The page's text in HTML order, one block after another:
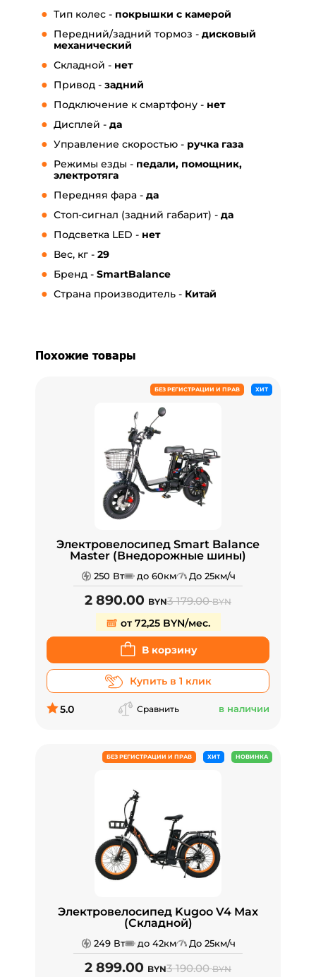
Тип колес - покрышки с камерой
Передний/задний тормоз - дисковый
механический
Складной - нет
Привод - задний
Подключение к смартфону - нет
Дисплей - да
Управление скоростью - ручка газа
Режимы езды - педали, помощник,
электротяга
Передняя фара - да
Стоп-сигнал (задний габарит) - да
Подсветка LED - нет
Вес, кг - 29
Бренд - SmartBalance
Страна производитель - Китай
Похожие товары
БЕЗ РЕГИСТРАЦИИ И ПРАВ ХИТ
Электровелосипед Smart Balance
Master (Внедорожные шины)
250 Вт до 60км До 25км/ч
2 890.00 BYN3 179.00BYN
от 72,25 BYN/мес.
В корзину
Купить в 1 клик
5.0 Сравнить в наличии
БЕЗ РЕГИСТРАЦИИ И ПРАВ ХИТ НОВИНКА
Электровелосипед Kugoo V4 Max
(Складной)
249 Вт до 42км До 25км/ч
2 899.00 BYN3 190.00BYN